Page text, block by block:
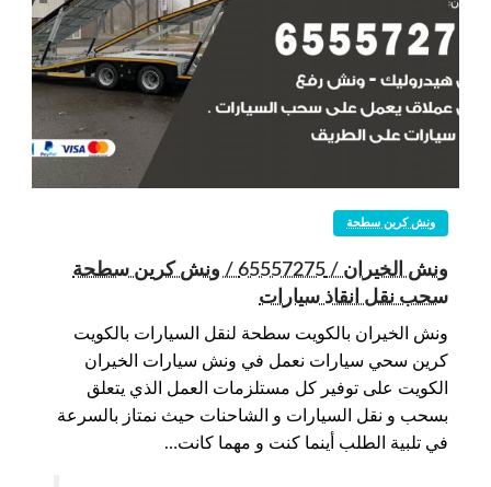
ونش كرين سطحة
ونش الخيران / 65557275 / ونش كرين سطحة
سحب نقل انقاذ سيارات
ونش الخيران بالكويت سطحة لنقل السيارات بالكويت
كرين سحي سيارات نعمل في ونش سيارات الخيران
الكويت على توفير كل مستلزمات العمل الذي يتعلق
بسحب و نقل السيارات و الشاحنات حيث نمتاز بالسرعة
في تلبية الطلب أينما كنت و مهما كانت…